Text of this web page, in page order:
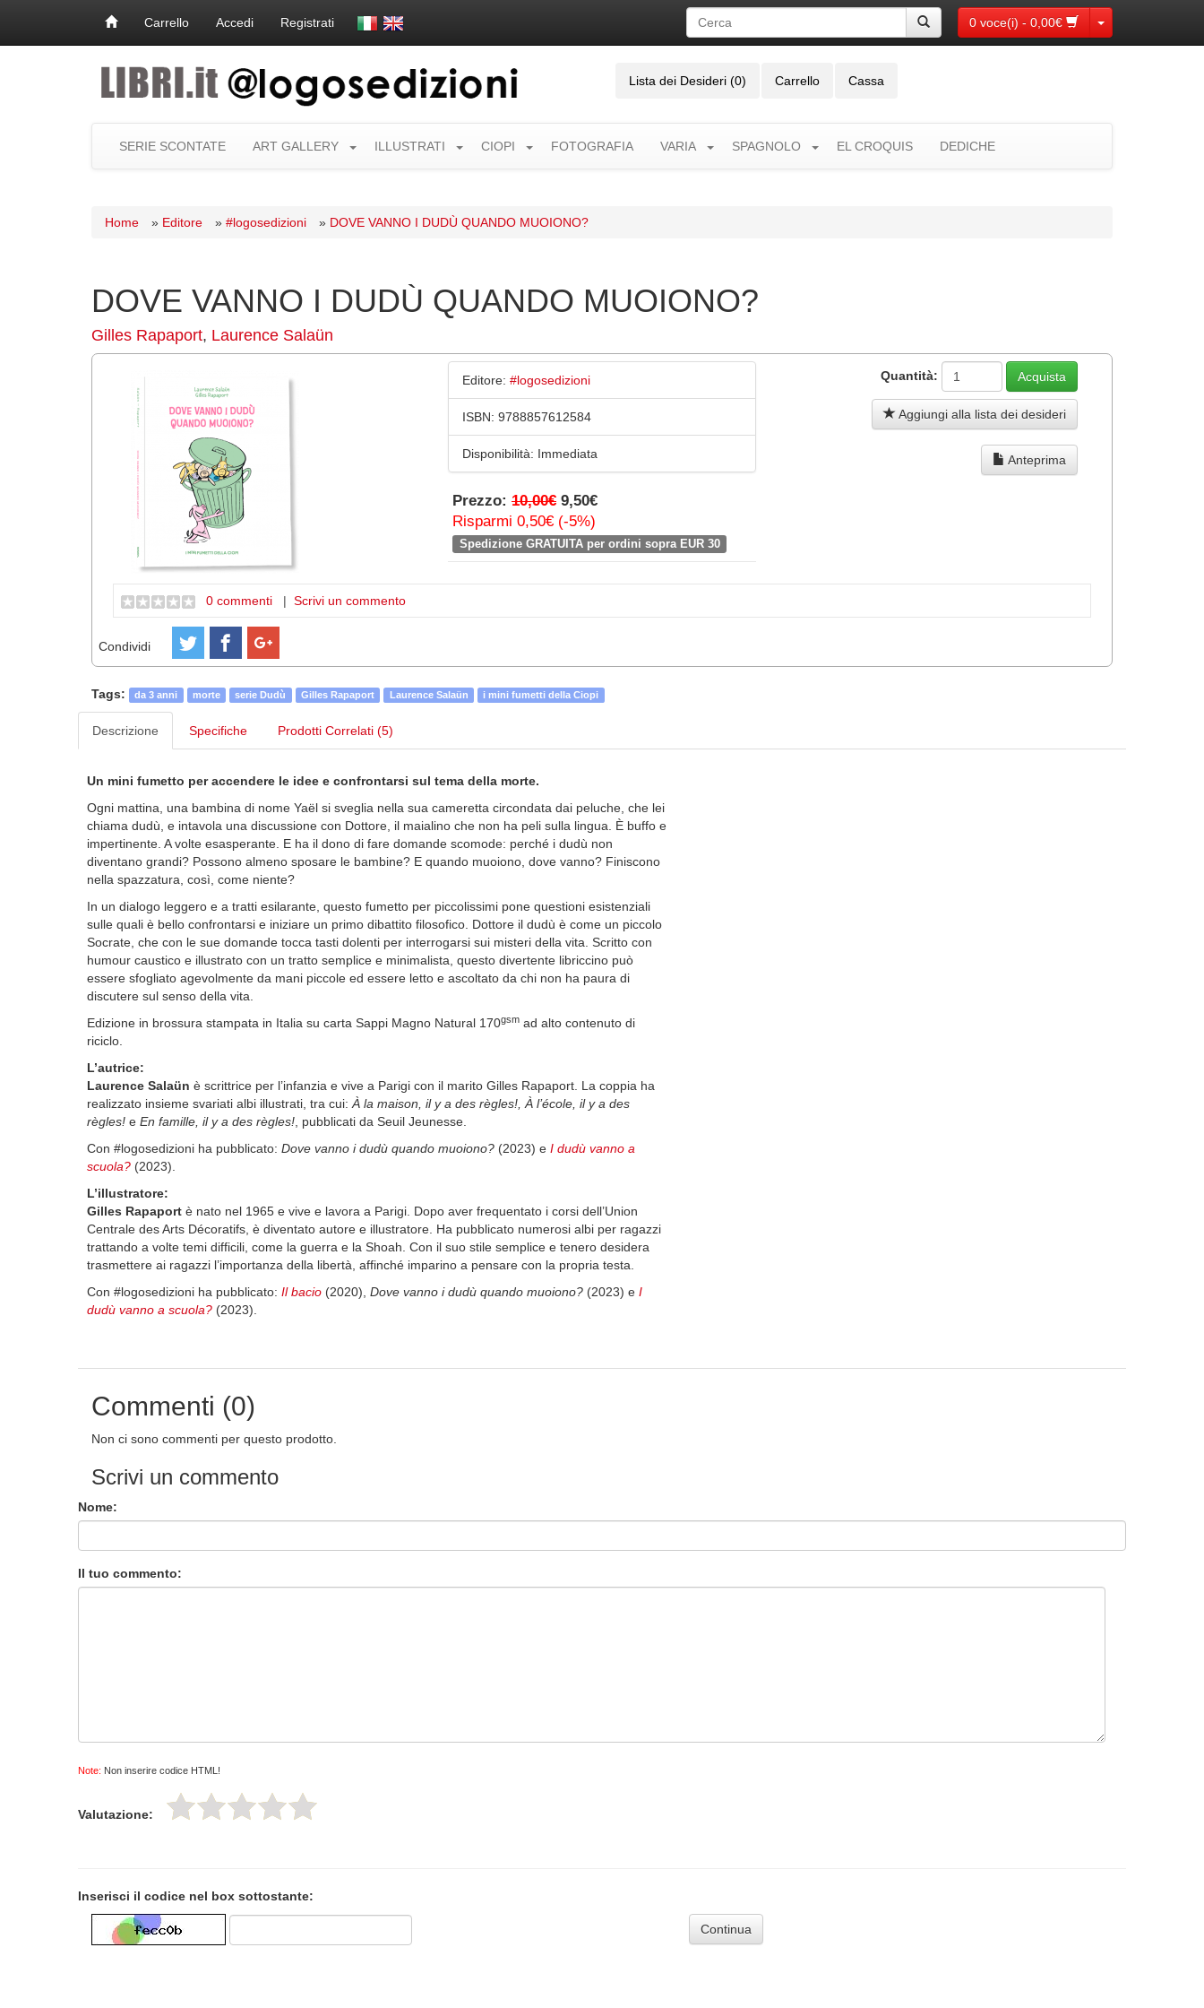
0 voce(i) - 0,00€ Toggle Dropdown
Carrello Accedi Registrati
Lista dei Desideri (0) Carrello Cassa
SERIE SCONTATE ART GALLERY ILLUSTRATI CIOPI FOTOGRAFIA VARIA SPAGNOLO EL CROQUIS DEDICHE
Home » Editore » #logosedizioni » DOVE VANNO I DUDÙ QUANDO MUOIONO?
DOVE VANNO I DUDÙ QUANDO MUOIONO?
Gilles Rapaport, Laurence Salaün
Editore: #logosedizioni
ISBN: 9788857612584
Disponibilità: Immediata
Prezzo: 10,00€ 9,50€
Risparmi 0,50€ (-5%)
Spedizione GRATUITA per ordini sopra EUR 30
Quantità:
Aggiungi alla lista dei desideri
Anteprima
0 commenti | Scrivi un commento
Condividi
Tags: da 3 anni morte serie Dudù Gilles Rapaport Laurence Salaün i mini fumetti della Ciopi
Descrizione Specifiche Prodotti Correlati (5)
Un mini fumetto per accendere le idee e confrontarsi sul tema della morte.
Ogni mattina, una bambina di nome Yaël si sveglia nella sua cameretta circondata dai peluche, che lei
chiama dudù, e intavola una discussione con Dottore, il maialino che non ha peli sulla lingua. È buffo e
impertinente. A volte esasperante. E ha il dono di fare domande scomode: perché i dudù non
diventano grandi? Possono almeno sposare le bambine? E quando muoiono, dove vanno? Finiscono
nella spazzatura, così, come niente?
In un dialogo leggero e a tratti esilarante, questo fumetto per piccolissimi pone questioni esistenziali
sulle quali è bello confrontarsi e iniziare un primo dibattito filosofico. Dottore il dudù è come un piccolo
Socrate, che con le sue domande tocca tasti dolenti per interrogarsi sui misteri della vita. Scritto con
humour caustico e illustrato con un tratto semplice e minimalista, questo divertente libriccino può
essere sfogliato agevolmente da mani piccole ed essere letto e ascoltato da chi non ha paura di
discutere sul senso della vita.
Edizione in brossura stampata in Italia su carta Sappi Magno Natural 170gsm ad alto contenuto di
riciclo.
L’autrice:
Laurence Salaün è scrittrice per l’infanzia e vive a Parigi con il marito Gilles Rapaport. La coppia ha
realizzato insieme svariati albi illustrati, tra cui:À la maison, il y a des règles!, À l’école, il y a des
règles! e En famille, il y a des règles!, pubblicati da Seuil Jeunesse.
Con #logosedizioni ha pubblicato: Dove vanno i dudù quando muoiono? (2023) e I dudù vanno a
scuola? (2023).
L’illustratore:
Gilles Rapaport è nato nel 1965 e vive e lavora a Parigi. Dopo aver frequentato i corsi dell’Union
Centrale des Arts Décoratifs, è diventato autore e illustratore. Ha pubblicato numerosi albi per ragazzi
trattando a volte temi difficili, come la guerra e la Shoah. Con il suo stile semplice e tenero desidera
trasmettere ai ragazzi l’importanza della libertà, affinché imparino a pensare con la propria testa.
Con #logosedizioni ha pubblicato: Il bacio (2020), Dove vanno i dudù quando muoiono? (2023) e I
dudù vanno a scuola? (2023).
Commenti (0)
Non ci sono commenti per questo prodotto.
Scrivi un commento
Nome:
Il tuo commento:
Note: Non inserire codice HTML!
Valutazione:
Inserisci il codice nel box sottostante:
Continua